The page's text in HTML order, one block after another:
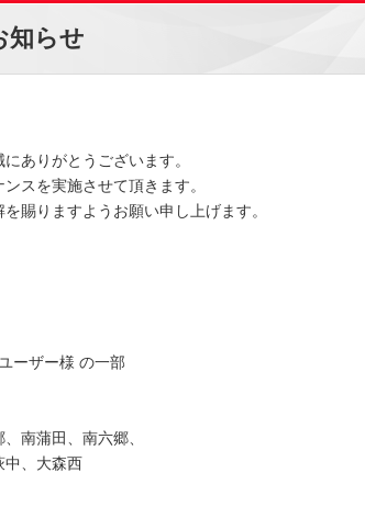
知らせ
ありがとうございます。
スを実施させて頂きます。
賜りますようお願い申し上げます。
ーザー様 の一部
南蒲田、南六郷、
中、大森西